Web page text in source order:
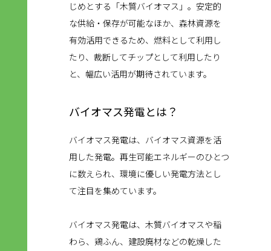
じめとする「木質バイオマス」。安定的
な供給・保存が可能なほか、森林資源を
有効活用できるため、燃料として利用し
たり、裁断してチップとして利用したり
と、幅広い活用が期待されています。
バイオマス発電とは？
バイオマス発電は、バイオマス資源を活
用した発電。再生可能エネルギーのひとつ
に数えられ、環境に優しい発電方法とし
て注目を集めています。
バイオマス発電は、木質バイオマスや稲
わら、鶏ふん、建設廃材などの乾燥した